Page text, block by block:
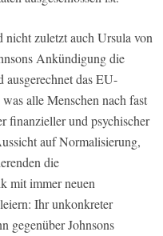
zuletzt auch Ursula von
Ankündigung die
das EU-
alle Menschen nach fast
finanzieller und psychischer
auf Normalisierung,
die
mit immer neuen
Ihr unkonkreter
gegenüber Johnsons